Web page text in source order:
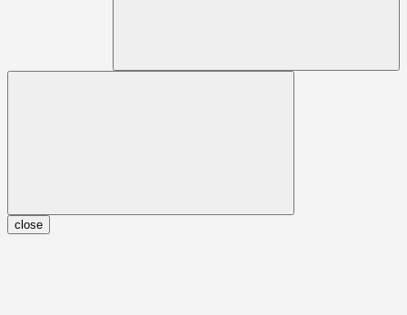
close